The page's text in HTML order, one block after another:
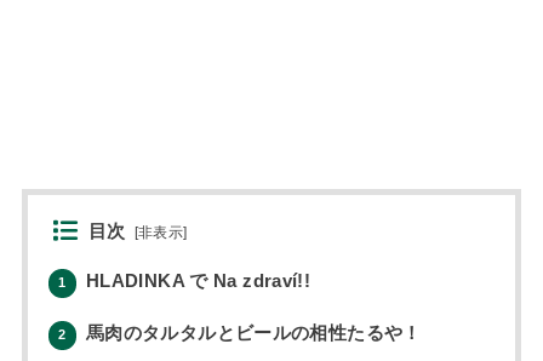
目次 [非表示]
1 HLADINKA で Na zdraví!!
2 馬肉のタルタルとビールの相性たるや！